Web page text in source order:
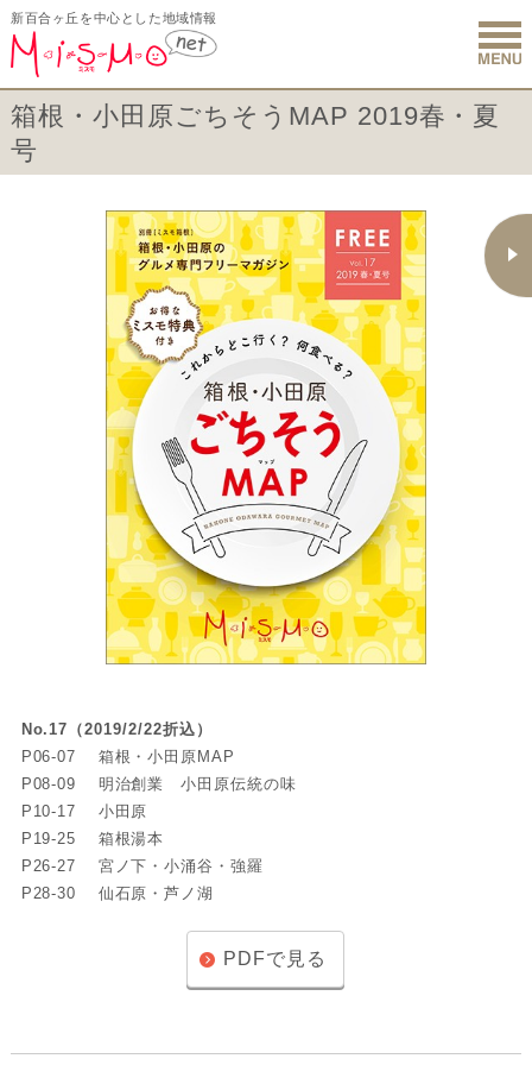
新百合ヶ丘を中心とした地域情報
新百合ヶ
箱根・小田原ごちそうMAP 2019春・夏
号
No.17（2019/2/22折込）
P06-07
箱根・小田原MAP
P08-09
明治創業 小田原伝統の味
P10-17
小田原
P19-25
箱根湯本
P26-27
宮ノ下・小涌谷・強羅
P28-30
仙石原・芦ノ湖
PDFで見る